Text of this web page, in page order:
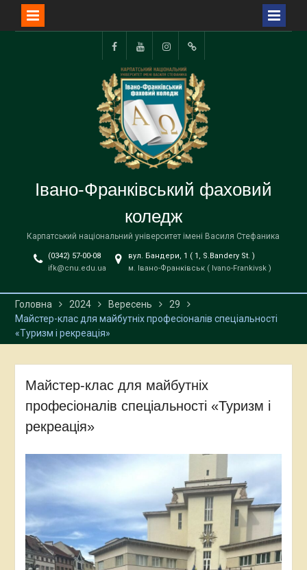
FacebookYouTubeInstagramTikTok
Івано-Франківський фаховий
коледж
Карпатський національний університет імені Василя Стефаника
(0342) 57-00-08
ifk@cnu.edu.ua
вул. Бандери, 1 ( 1, S.Bandery St. )
м. Івано-Франківськ ( Ivano-Frankivsk )
Головна 2024 Вересень
29
Майстер-клас для майбутніх професіоналів спеціальності
«Туризм і рекреація»
Майстер-клас для майбутніх
професіоналів спеціальності «Туризм і
рекреація»